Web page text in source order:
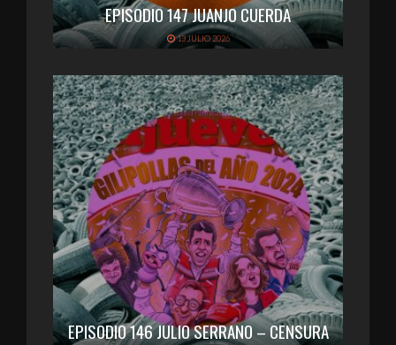
EPISODIO 147 JUANJO CUERDA
13 JULIO 2026
EPISODIO 146 JULIO SERRANO – CENSURA